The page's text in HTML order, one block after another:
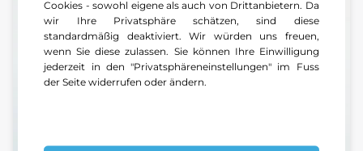
Cookies - sowohl eigene als auch von Drittanbietern. Da
wir Ihre Privatsphäre schätzen, sind diese
standardmäßig deaktiviert. Wir würden uns freuen,
wenn Sie diese zulassen. Sie können Ihre Einwilligung
jederzeit in den "Privatsphäreneinstellungen" im Fuss
der Seite widerrufen oder ändern.